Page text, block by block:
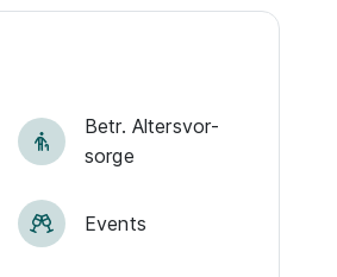
Betr. Alters­vor­
sorge
Events